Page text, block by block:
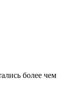
более чем